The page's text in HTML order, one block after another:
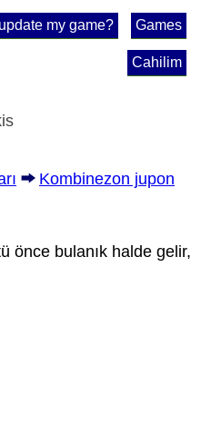
Games
my game?
Cahilim
Kombinezon jupon
önce bulanık halde gelir,